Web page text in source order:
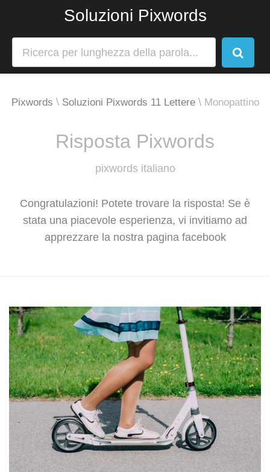
Soluzioni Pixwords
Pixwords Soluzioni Pixwords 11 Lettere Monopattino
Risposta Pixwords
pixwords italiano
Congratulazioni! Potete trovare la risposta! Se è
stata una piacevole esperienza, vi invitiamo ad
apprezzare la nostra pagina facebook